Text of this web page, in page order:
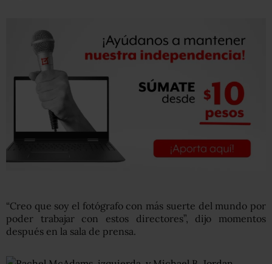
“Creo que soy el fotógrafo con más suerte del mundo por
poder trabajar con estos directores”, dijo momentos
después en la sala de prensa.